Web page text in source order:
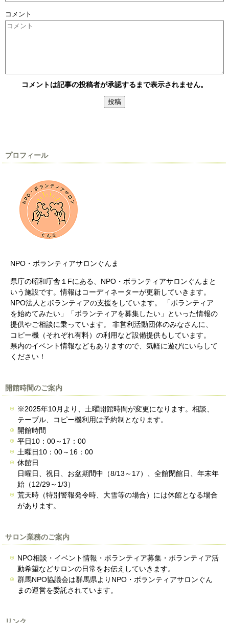
コメント
コメントは記事の投稿者が承認するまで表示されません。
プロフィール
NPO・ボランティアサロンぐんま
県庁の昭和庁舎１Fにある、NPO・ボランティアサロンぐんまと
いう施設です。情報はコーディネーターが更新していきます。
NPO法人とボランティアの支援をしています。 「ボランティア
を始めてみたい」「ボランティアを募集したい」といった情報の
提供やご相談に乗っています。 非営利活動団体のみなさんに、
コピー機（それぞれ有料）の利用など設備提供もしています。
県内のイベント情報などもありますので、気軽に遊びにいらして
ください！
開館時間のご案内
※2025年10月より、土曜開館時間が変更になります。相談、
テーブル、コピー機利用は予約制となります。
開館時間
平日10：00～17：00
土曜日10：00～16：00
休館日
日曜日、祝日、お盆期間中（8/13～17）、全館閉館日、年末年
始（12/29～1/3）
荒天時（特別警報発令時、大雪等の場合）には休館となる場合
があります。
サロン業務のご案内
NPO相談・イベント情報・ボランティア募集・ボランティア活
動希望などサロンの日常をお伝えしていきます。
群馬NPO協議会は群馬県よりNPO・ボランティアサロンぐん
まの運営を委託されています。